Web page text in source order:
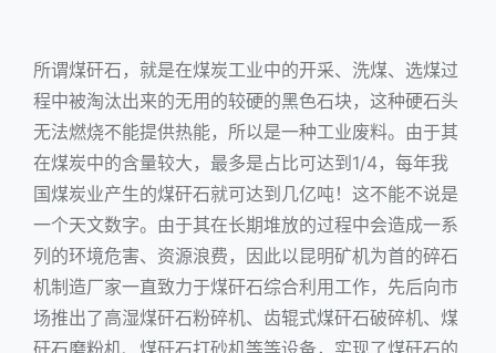
所谓煤矸石，就是在煤炭工业中的开采、洗煤、选煤过
程中被淘汰出来的无用的较硬的黑色石块，这种硬石头
无法燃烧不能提供热能，所以是一种工业废料。由于其
在煤炭中的含量较大，最多是占比可达到1/4，每年我
国煤炭业产生的煤矸石就可达到几亿吨！这不能不说是
一个天文数字。由于其在长期堆放的过程中会造成一系
列的环境危害、资源浪费，因此以昆明矿机为首的碎石
机制造厂家一直致力于煤矸石综合利用工作，先后向市
场推出了高湿煤矸石粉碎机、齿辊式煤矸石破碎机、煤